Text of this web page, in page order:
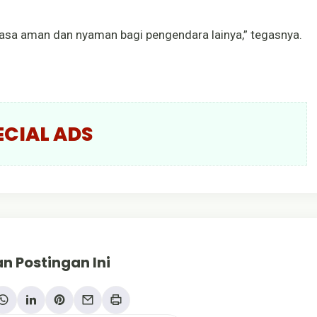
aman dan nyaman bagi pengendara lainya,” tegasnya.
ADS
Postingan Ini